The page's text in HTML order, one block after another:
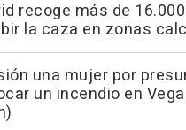
recoge más de
la caza en zonas
una mujer por
un incendio en